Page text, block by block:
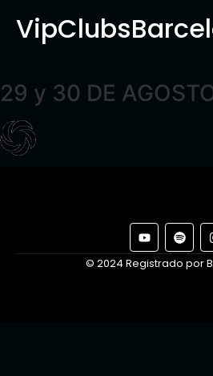
29 y 30 DE
© 2024 Registrado por